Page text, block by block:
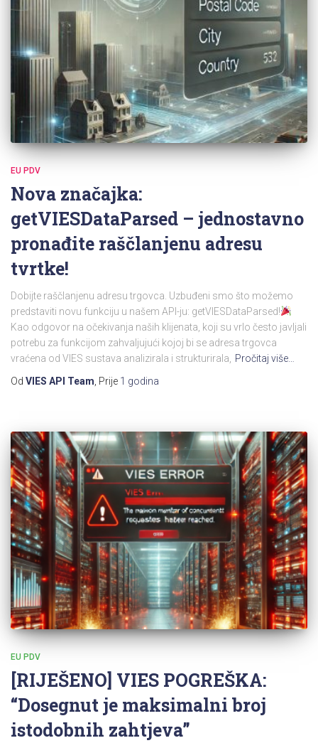
EU PDV
Nova značajka:
getVIESDataParsed – jednostavno
pronađite raščlanjenu adresu
tvrtke!
Dobijte raščlanjenu adresu trgovca. Uzbuđeni smo što možemo
predstaviti novu funkciju u našem API-ju: getVIESDataParsed!
Kao odgovor na očekivanja naših klijenata, koji su vrlo često javljali
potrebu za funkcijom zahvaljujući kojoj bi se adresa trgovca
vraćena od VIES sustava analizirala i strukturirala,
Pročitaj više…
Od VIES API Team , Prije 1 godina
EU PDV
[RIJEŠENO] VIES POGREŠKA:
“Dosegnut je maksimalni broj
istodobnih zahtjeva”